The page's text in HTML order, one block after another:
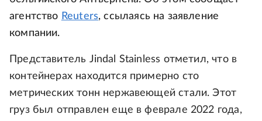
агентство Reuters, ссылаясь на заявление
компании.
Представитель Jindal Stainless отметил, что в
контейнерах находится примерно сто
метрических тонн нержавеющей стали. Этот
груз был отправлен еще в феврале 2022 года,